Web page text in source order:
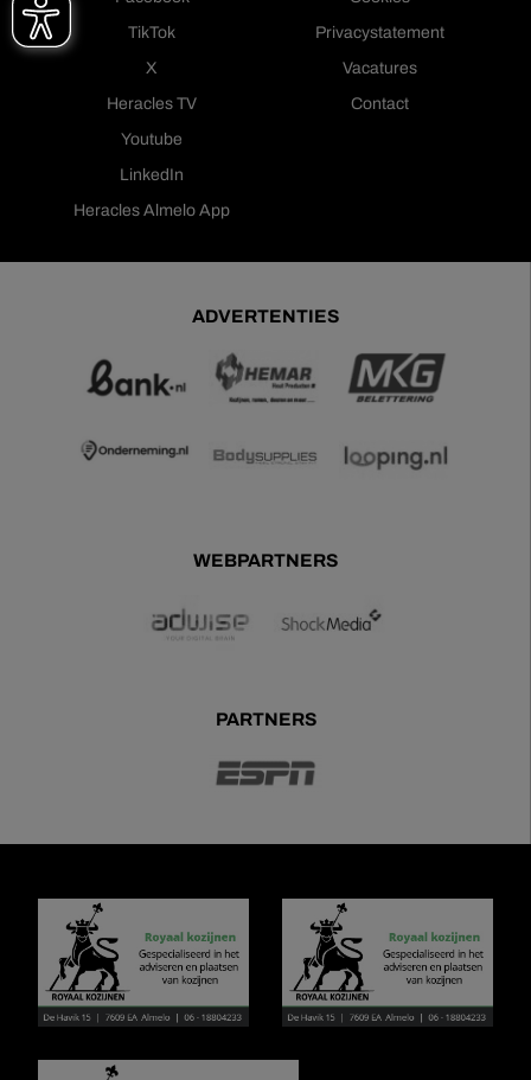
TikTok
X
Heracles TV
Youtube
LinkedIn
Heracles Almelo App
Privacystatement
Vacatures
Contact
ADVERTENTIES
WEBPARTNERS
PARTNERS